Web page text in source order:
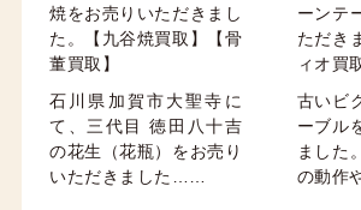
焼をお売りいただきまし
た。【九谷焼買取】【骨
董買取】
石川県加賀市大聖寺に
て、三代目 徳田八十吉
の花生（花瓶）をお売り
いただきました……
ーンテ
ただき
ィオ買
古いビ
ーブル
ました
の動作